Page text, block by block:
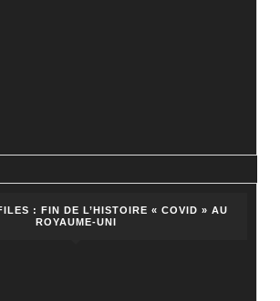
: FIN DE L’HISTOIRE « COVID » AU
ROYAUME-UNI